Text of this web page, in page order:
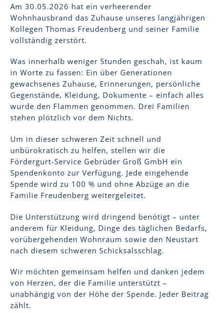
Am 30.05.2026 hat ein verheerender
Wohnhausbrand das Zuhause unseres langjährigen
Kollegen Thomas Freudenberg und seiner Familie
vollständig zerstört.
Was innerhalb weniger Stunden geschah, ist kaum
in Worte zu fassen: Ein über Generationen
gewachsenes Zuhause, Erinnerungen, persönliche
Gegenstände, Kleidung, Dokumente – einfach alles
wurde den Flammen genommen. Drei Familien
stehen plötzlich vor dem Nichts.
Um in dieser schweren Zeit schnell und
unbürokratisch zu helfen, stellen wir die
Fördergurt-Service Gebrüder Groß GmbH ein
Spendenkonto zur Verfügung. Jede eingehende
Spende wird zu 100 % und ohne Abzüge an die
Familie Freudenberg weitergeleitet.
Die Unterstützung wird dringend benötigt – unter
anderem für Kleidung, Dinge des täglichen Bedarfs,
vorübergehenden Wohnraum sowie den Neustart
nach diesem schweren Schicksalsschlag.
Wir möchten gemeinsam helfen und danken jedem
von Herzen, der die Familie unterstützt –
unabhängig von der Höhe der Spende. Jeder Beitrag
zählt.